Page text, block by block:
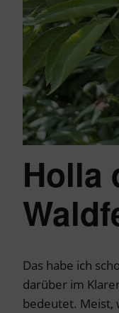
Holla
Das habe ich
darüber im
bedeutet. Meist,